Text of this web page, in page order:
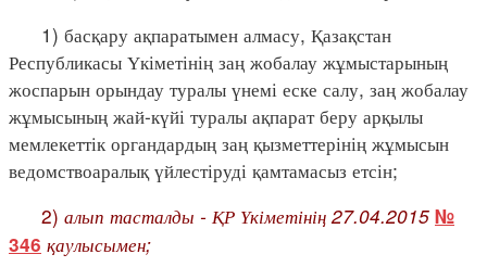
1) басқару ақпаратымен алмасу, Қазақстан
Республикасы Үкіметінің заң жобалау жұмыстарының
жоспарын орындау туралы үнемі еске салу, заң жобалау
жұмысының жай-күйі туралы ақпарат беру арқылы
мемлекеттік органдардың заң қызметтерінің жұмысын
ведомствоаралық үйлестіруді қамтамасыз етсін;
2) алып тасталды - ҚР Үкіметінің 27.04.2015 №
346 қаулысымен;